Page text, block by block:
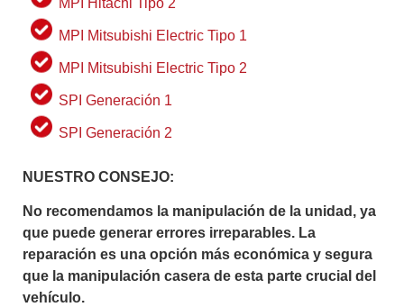
MPI Mitsubishi Electric Tipo 1
MPI Mitsubishi Electric Tipo 2
SPI Generación 1
SPI Generación 2
NUESTRO CONSEJO:
No recomendamos la manipulación de la unidad, ya
que puede generar errores irreparables. La
reparación es una opción más económica y segura
que la manipulación casera de esta parte crucial del
vehículo.